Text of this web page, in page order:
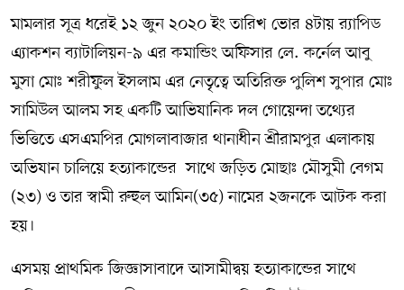
মামলার সূত্র ধরেই ১২ জুন ২০২০ ইং তারিখ ভোর ৪টায় র‌্যাপিড
এ্যাকশন ব্যাটালিয়ন-৯ এর কমান্ডিং অফিসার লে. কর্নেল আবু
মুসা মোঃ শরীফুল ইসলাম এর নেতৃত্বে অতিরিক্ত পুলিশ সুপার মোঃ
সামিউল আলম সহ একটি আভিযানিক দল গোয়েন্দা তথ্যের
ভিত্তিতে এসএমপির মোগলাবাজার থানাধীন শ্রীরামপুর এলাকায়
অভিযান চালিয়ে হত্যাকান্ডের সাথে জড়িত মোছাঃ মৌসুমী বেগম
(২৩) ও তার স্বামী রুহুল আমিন(৩৫) নামের ২জনকে আটক করা
হয়।
এসময় প্রাথমিক জিজ্ঞাসাবাদে আসামীদ্বয় হত্যাকান্ডের সাথে